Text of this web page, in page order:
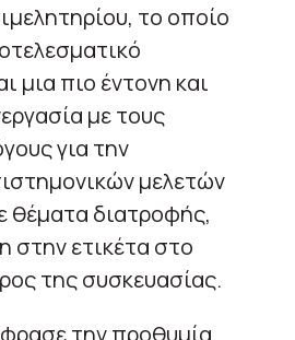
το οποίο
μια πιο έντονη και
με τους
για την
μελετών
θέματα διατροφής,
στην ετικέτα στο
της συσκευασίας.
την προθυμία